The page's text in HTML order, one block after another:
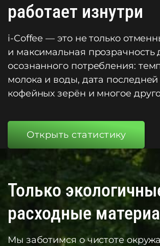
работает изнутри
i-Coffee — это не только
и максимальная прозрачность
осознанного потребления:
молока и воды, дата последней
кофейных зерён и многое
Открыть статистику
Только
расходные
Мы заботимся о чистоте